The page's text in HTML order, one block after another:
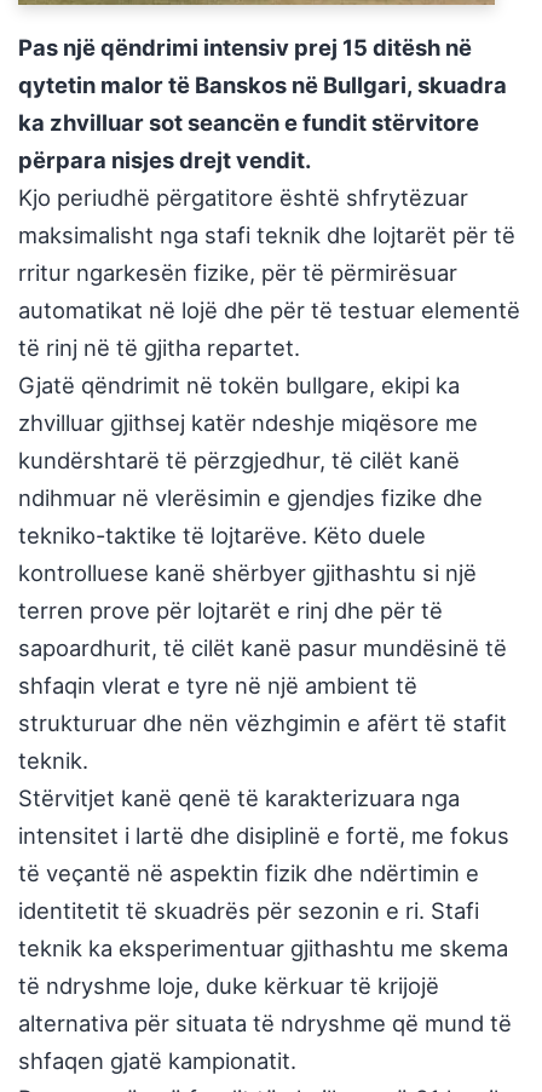
Pas një qëndrimi intensiv prej 15 ditësh në
qytetin malor të Banskos në Bullgari, skuadra
ka zhvilluar sot seancën e fundit stërvitore
përpara nisjes drejt vendit.
Kjo periudhë përgatitore është shfrytëzuar
maksimalisht nga stafi teknik dhe lojtarët për të
rritur ngarkesën fizike, për të përmirësuar
automatikat në lojë dhe për të testuar elementë
të rinj në të gjitha repartet.
Gjatë qëndrimit në tokën bullgare, ekipi ka
zhvilluar gjithsej katër ndeshje miqësore me
kundërshtarë të përzgjedhur, të cilët kanë
ndihmuar në vlerësimin e gjendjes fizike dhe
tekniko-taktike të lojtarëve. Këto duele
kontrolluese kanë shërbyer gjithashtu si një
terren prove për lojtarët e rinj dhe për të
sapoardhurit, të cilët kanë pasur mundësinë të
shfaqin vlerat e tyre në një ambient të
strukturuar dhe nën vëzhgimin e afërt të stafit
teknik.
Stërvitjet kanë qenë të karakterizuara nga
intensitet i lartë dhe disiplinë e fortë, me fokus
të veçantë në aspektin fizik dhe ndërtimin e
identitetit të skuadrës për sezonin e ri. Stafi
teknik ka eksperimentuar gjithashtu me skema
të ndryshme loje, duke kërkuar të krijojë
alternativa për situata të ndryshme që mund të
shfaqen gjatë kampionatit.